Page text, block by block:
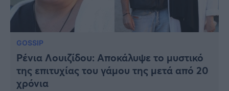
GOSSIP
Ρένια Λουιζίδου: Αποκάλυψε το μυστικό
της επιτυχίας του γάμου της μετά από 20
χρόνια